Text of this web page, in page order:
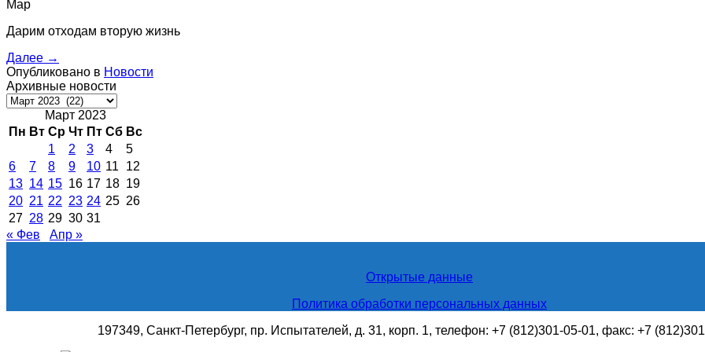
Мар
Дарим отходам вторую жизнь
Далее →
Опубликовано в Новости
Архивные новости
Архивные
новостиМарт 2023
Пн Вт Ср Чт Пт Сб Вс
1
2 3 4
5
6
7 8 9 10 11
12
13 14 15 16 17 18 19
20 21 22 23 24 25 26
27 28 29 30 31
« Фев
Апр »
Открытые данные
Политика обработки персональных данных
197349, Санкт-Петербург, пр. Испытателей, д. 31, корп. 1, телефон: +7 (812)301-05-01, факс: +7